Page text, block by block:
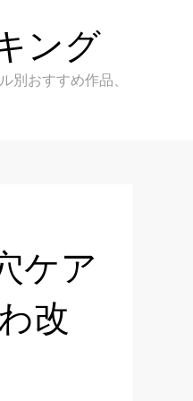
ング
おすすめ作品、
ケア
改